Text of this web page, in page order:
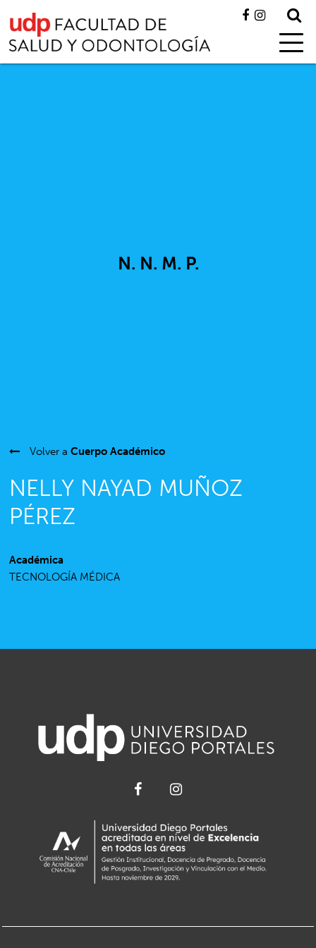
N. N. M. P.
Volver aCuerpo Académico
NELLY NAYAD MUÑOZ
PÉREZ
Académica
TECNOLOGÍA MÉDICA